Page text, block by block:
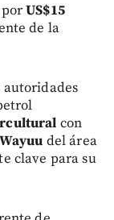
porUS$15
de la
autoridades
con
Wayuu del área
clave para su